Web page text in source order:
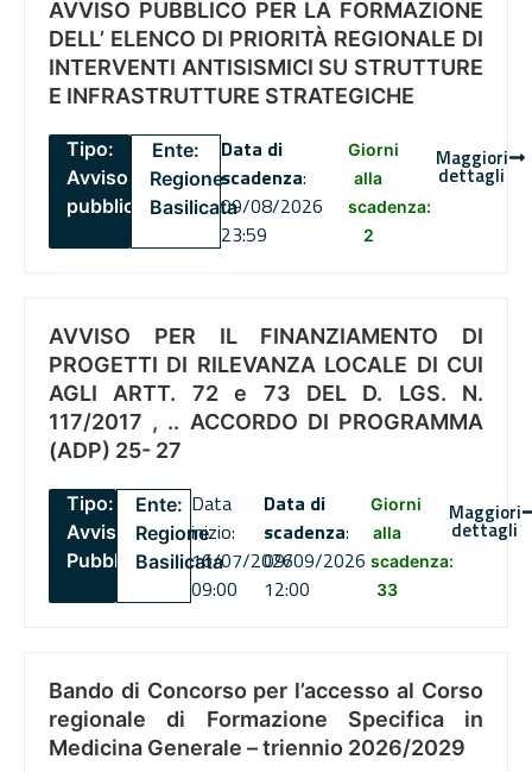
AVVISO PUBBLICO PER LA FORMAZIONE
DELL’ ELENCO DI PRIORITÀ REGIONALE DI
INTERVENTI ANTISISMICI SU STRUTTURE
E INFRASTRUTTURE STRATEGICHE
Tipo:
Avviso
pubblico
Ente:
Regione
Basilicata
Data di
scadenza:
09/08/2026
23:59
Giorni
alla
scadenza:
2
Maggiori
dettagli
AVVISO PER IL FINANZIAMENTO DI
PROGETTI DI RILEVANZA LOCALE DI CUI
AGLI ARTT. 72 e 73 DEL D. LGS. N.
117/2017 , .. ACCORDO DI PROGRAMMA
(ADP) 25- 27
Tipo:
Avviso
Pubblico
Ente:
Regione
Basilicata
Data
inizio:
16/07/2026
09:00
Data di
scadenza:
09/09/2026
12:00
Giorni
alla
scadenza:
33
Maggiori
dettagli
Bando di Concorso per l’accesso al Corso
regionale di Formazione Specifica in
Medicina Generale – triennio 2026/2029